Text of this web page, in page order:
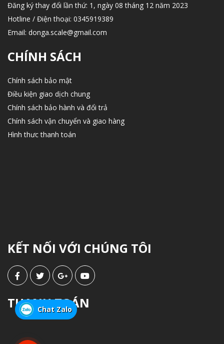
Đăng ký thay đổi lần thứ: 1, ngày 08 tháng 12 năm 2023
Hotline / Điện thoại: 0345919389
Email: donga.scale@gmail.com
CHÍNH SÁCH
Chính sách bảo mật
Điều kiện giao dịch chung
Chính sách bảo hành và đổi trả
Chính sách vận chuyển và giao hàng
Hình thưc thanh toán
KẾT NỐI VỚI CHÚNG TÔI
THANH TOÁN
Chat Zalo